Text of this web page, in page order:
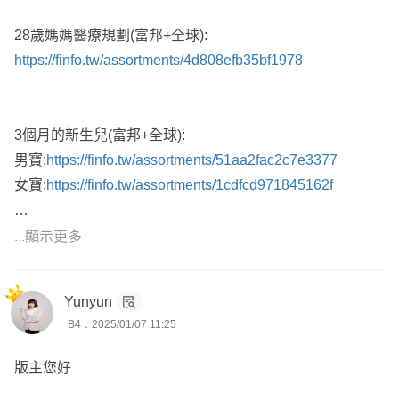
綜上所述
建議可以參考富邦、全球、遠雄、富邦產的規劃
1. 富邦+全球+遠雄：
https://finfo.tw/assortments/ec8981b9
1ed27c90
1. 富邦+全球+遠雄：
https://finfo.tw/assortments/a263860b
小朋友
1. 富邦+全球+遠雄+遠雄+富邦產：
nts/c9b1c2ea7aebf3c2
富邦
28歲媽媽醫療規劃(富邦+全球):
https://finfo.tw/assortments/4d808efb35bf1978
3個月的新生兒(富邦+全球):
男寶:https://finfo.tw/assortments/51aa2fac2c7e3377
女寶:https://finfo.tw/assortments/1cdfcd971845162f
歡迎加LINE諮詢 索取專屬建議方案
📍規劃醫療保障先保大再保小
(做好風險規劃的先後順序才能有效規避風險)
📍優先規劃大風險
( 癌症險、重大傷病險、失能險、高額自費 )
...顯示更多
Yunyun
B4．2025/01/07 11:25
版主您好